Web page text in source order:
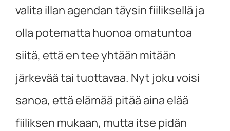
valita illan agendan täysin fiiliksellä ja
olla potematta huonoa omatuntoa
siitä, että en tee yhtään mitään
järkevää tai tuottavaa. Nyt joku voisi
sanoa, että elämää pitää aina elää
fiiliksen mukaan, mutta itse pidän